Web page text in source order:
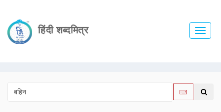
हिंदी शब्दमित्र